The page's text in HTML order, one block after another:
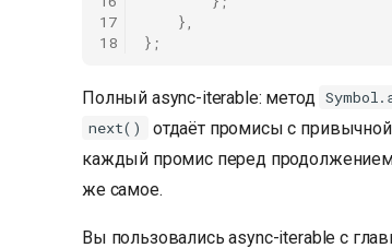
17
18
},
};
Полный async-iterable: метод
next() отдаёт промисы с
каждый промис перед
же самое.
Вы пользовались async-iterable с